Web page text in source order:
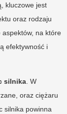
kluczowe jest
oraz rodzaju
na które
efektywność i
silnika. W
oraz ciężaru
silnika powinna